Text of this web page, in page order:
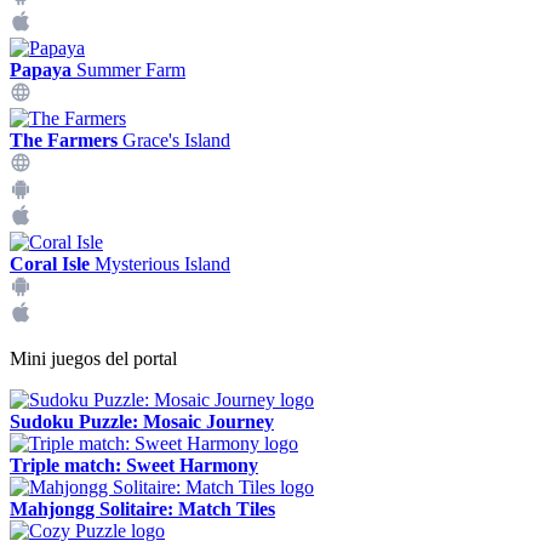
Papaya Summer Farm
The Farmers Grace's Island
Coral Isle Mysterious Island
Mini juegos del portal
Sudoku Puzzle: Mosaic Journey
Triple match: Sweet Harmony
Mahjongg Solitaire: Match Tiles